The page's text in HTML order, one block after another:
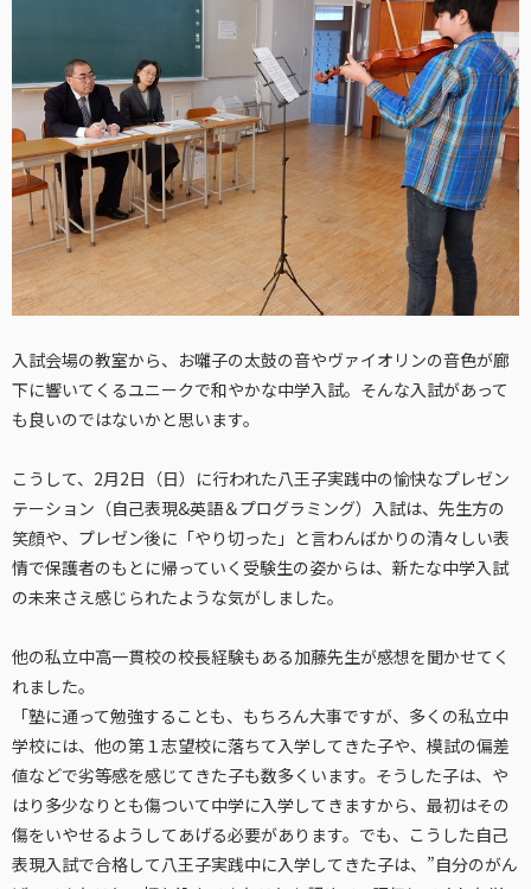
入試会場の教室から、お囃子の太鼓の音やヴァイオリンの音色が廊
下に響いてくるユニークで和やかな中学入試。そんな入試があって
も良いのではないかと思います。
こうして、2月2日（日）に行われた八王子実践中の愉快なプレゼン
テーション（自己表現&英語＆プログラミング）入試は、先生方の
笑顔や、プレゼン後に「やり切った」と言わんばかりの清々しい表
情で保護者のもとに帰っていく受験生の姿からは、新たな中学入試
の未来さえ感じられたような気がしました。
他の私立中高一貫校の校長経験もある加藤先生が感想を聞かせてく
れました。
「塾に通って勉強することも、もちろん大事ですが、多くの私立中
学校には、他の第１志望校に落ちて入学してきた子や、模試の偏差
値などで劣等感を感じてきた子も数多くいます。そうした子は、や
はり多少なりとも傷ついて中学に入学してきますから、最初はその
傷をいやせるようしてあげる必要があります。でも、こうした自己
表現入試で合格して八王子実践中に入学してきた子は、”自分のがん